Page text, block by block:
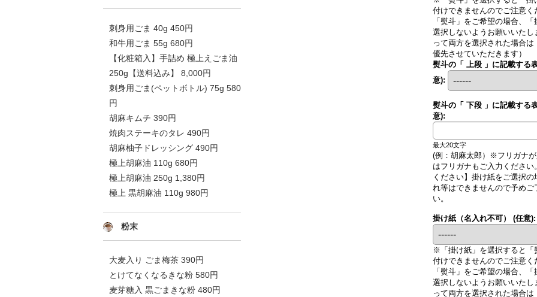
刺身用ごま 40g 450円
和牛用ごま 55g 680円
【化粧箱入】手詰め 極上えごま油
250g【送料込み】 8,000円
刺身用ごま(ペットボトル) 75g 580
円
胡麻キムチ 390円
焼肉ステーキのタレ 490円
胡麻柚子ドレッシング 490円
極上胡麻油 110g 680円
極上胡麻油 250g 1,380円
極上 黒胡麻油 110g 980円
粉末
大麦入り ごま梅茶 390円
とけてなくなるきな粉 580円
麦芽糖入 黒ごまきな粉 480円